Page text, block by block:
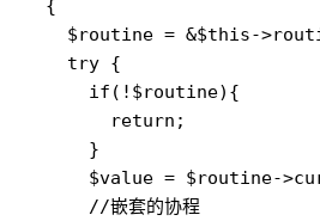
  {
$routine = &$this-
    try {
      if(!$routine){
        return;
      }
$value = $routine-
      //嵌套的协程